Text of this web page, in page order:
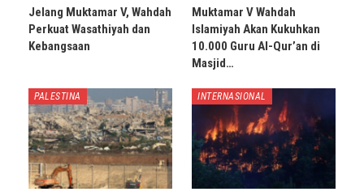
Jelang Muktamar V, Wahdah
Perkuat Wasathiyah dan
Kebangsaan
Muktamar V Wahdah
Islamiyah Akan Kukuhkan
10.000 Guru Al-Qur’an di
Masjid…
PALESTINA INTERNASIONAL